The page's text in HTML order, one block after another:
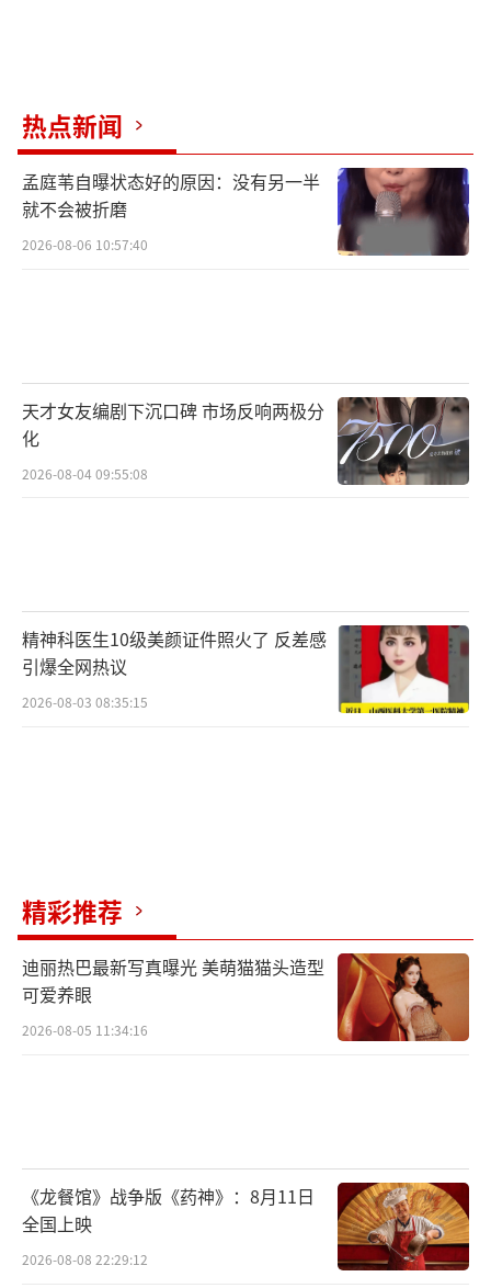
热点新闻
孟庭苇自曝状态好的原因：没有另一半
就不会被折磨
2026-08-06 10:57:40
天才女友编剧下沉口碑 市场反响两极分
化
2026-08-04 09:55:08
精神科医生10级美颜证件照火了 反差感
引爆全网热议
2026-08-03 08:35:15
精彩推荐
迪丽热巴最新写真曝光 美萌猫猫头造型
可爱养眼
2026-08-05 11:34:16
《龙餐馆》战争版《药神》：8月11日
全国上映
2026-08-08 22:29:12